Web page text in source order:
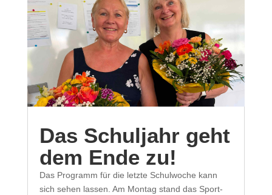
Das Schuljahr geht
dem Ende zu!
Das Programm für die letzte Schulwoche kann
sich sehen lassen. Am Montag stand das Sport-